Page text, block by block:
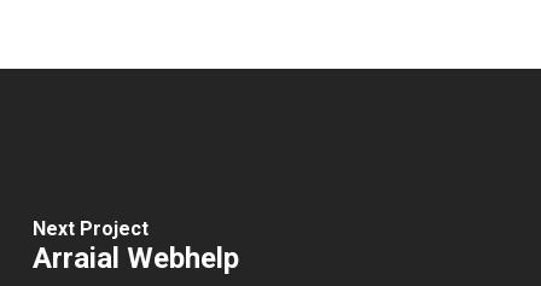
Next Project
Arraial Webhelp